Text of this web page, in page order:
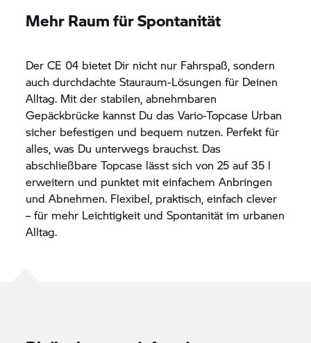
Mehr Raum für Spontanität
DerCE 04 bietet Dir nicht nur Fahrspaß, sondern
auch durchdachte Stauraum-Lösungen für Deinen
Alltag. Mit der stabilen, abnehmbaren
Gepäckbrücke kannst Du das Vario-Topcase Urban
sicher befestigen und bequem nutzen. Perfekt für
alles, was Du unterwegs brauchst. Das
abschließbare Topcase lässt sich von 25 auf 35 l
erweitern und punktet mit einfachem Anbringen
und Abnehmen. Flexibel, praktisch, einfach clever
– für mehr Leichtigkeit und Spontanität im urbanen
Alltag.